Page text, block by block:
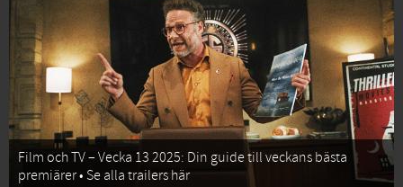
Film och TV – Vecka 13 2025: Din guide till veckans bästa
premiärer • Se alla trailers här